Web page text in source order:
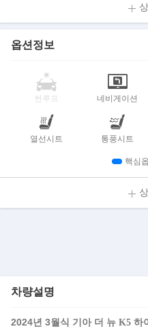
옵션정보
썬루프 네비게이션
열선시트 통풍시트
핵심
차량설명
2024년 3월식 기아 더 뉴 K5 하